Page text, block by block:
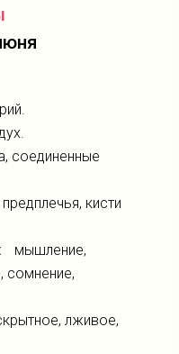
соединенные
кисти
мышление,
сомнение,
лживое,